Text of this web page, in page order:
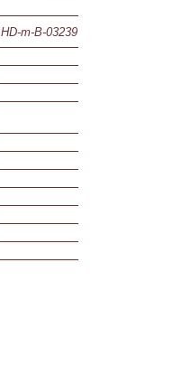
HD-m-B-03239